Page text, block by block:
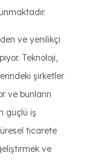
ve yenilikçi
Teknoloji,
şirketler
ve bunların
güçlü iş
ticarete
ve